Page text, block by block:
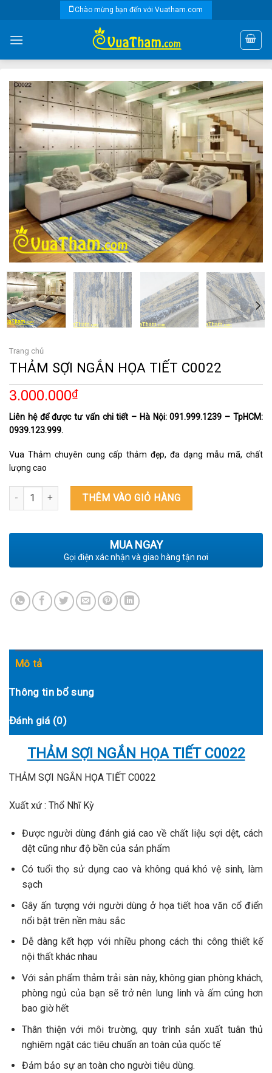
content
Chào mừng bạn đến với Vuatham.com
Trang chủ
THẢM SỢI NGẮN HỌA TIẾT C0022
3.000.000₫
Liên hệ để được tư vấn chi tiết – Hà Nội: 091.999.1239 – TpHCM:
0939.123.999.
Vua Thảm chuyên cung cấp thảm đẹp, đa dạng mẫu mã, chất
lượng cao
THẢM SỢI NGẮN HỌA TIẾT C0022 số lượng
THÊM VÀO GIỎ HÀNG
MUA NGAY
Gọi điện xác nhận và giao hàng tận nơi
Mô tả
Thông tin bổ sung
Đánh giá (0)
THẢM SỢI NGẮN HỌA TIẾT C0022
THẢM SỢI NGẮN HỌA TIẾT C0022
Xuất xứ : Thổ Nhĩ Kỳ
Được người dùng đánh giá cao về chất liệu sợi dệt, cách
dệt cũng như độ bền của sản phẩm
Có tuổi thọ sử dụng cao và không quá khó vệ sinh, làm
sạch
Gây ấn tượng với người dùng ở họa tiết hoa văn cổ điển
nổi bật trên nền màu sắc
Dễ dàng kết hợp với nhiều phong cách thi công thiết kế
nội thất khác nhau
Với sản phẩm thảm trải sàn này, không gian phòng khách,
phòng ngủ của bạn sẽ trở nên lung linh và ấm cúng hơn
bao giờ hết
Thân thiện với môi trường, quy trình sản xuất tuân thủ
nghiêm ngặt các tiêu chuẩn an toàn của quốc tế
Đảm bảo sự an toàn cho người tiêu dùng.